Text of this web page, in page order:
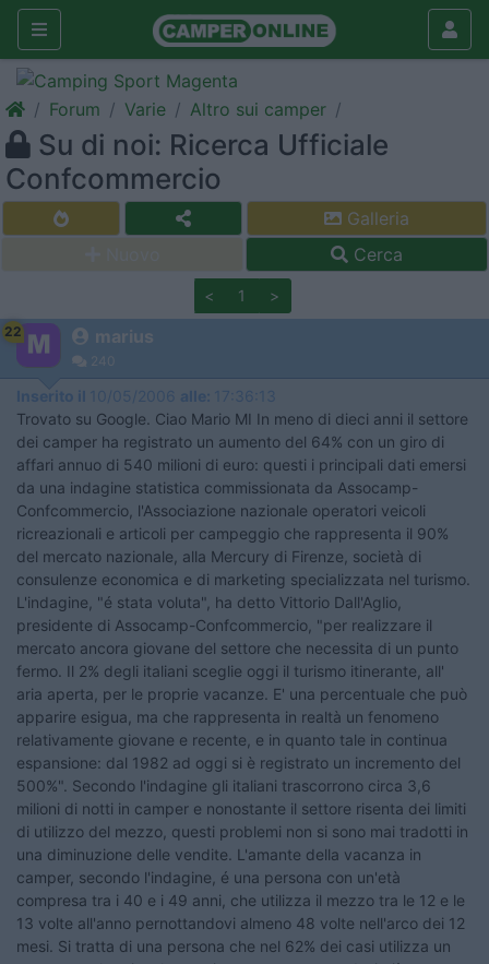
Forum Varie Altro sui camper
Su di noi: Ricerca Ufficiale
Confcommercio
Galleria
Cerca
< 1 >
22 marius
240
Inserito il 10/05/2006 alle: 17:36:13
Trovato su Google. Ciao Mario MI In meno di dieci anni il settore
dei camper ha registrato un aumento del 64% con un giro di
affari annuo di 540 milioni di euro: questi i principali dati emersi
da una indagine statistica commissionata da Assocamp-
Confcommercio, l'Associazione nazionale operatori veicoli
ricreazionali e articoli per campeggio che rappresenta il 90%
del mercato nazionale, alla Mercury di Firenze, società di
consulenze economica e di marketing specializzata nel turismo.
L'indagine, "é stata voluta", ha detto Vittorio Dall'Aglio,
presidente di Assocamp-Confcommercio, "per realizzare il
mercato ancora giovane del settore che necessita di un punto
fermo. Il 2% degli italiani sceglie oggi il turismo itinerante, all'
aria aperta, per le proprie vacanze. E' una percentuale che può
apparire esigua, ma che rappresenta in realtà un fenomeno
relativamente giovane e recente, e in quanto tale in continua
espansione: dal 1982 ad oggi si è registrato un incremento del
500%". Secondo l'indagine gli italiani trascorrono circa 3,6
milioni di notti in camper e nonostante il settore risenta dei limiti
di utilizzo del mezzo, questi problemi non si sono mai tradotti in
una diminuzione delle vendite. L'amante della vacanza in
camper, secondo l'indagine, é una persona con un'età
compresa tra i 40 e i 49 anni, che utilizza il mezzo tra le 12 e le
13 volte all'anno pernottandovi almeno 48 volte nell'arco dei 12
mesi. Si tratta di una persona che nel 62% dei casi utilizza un